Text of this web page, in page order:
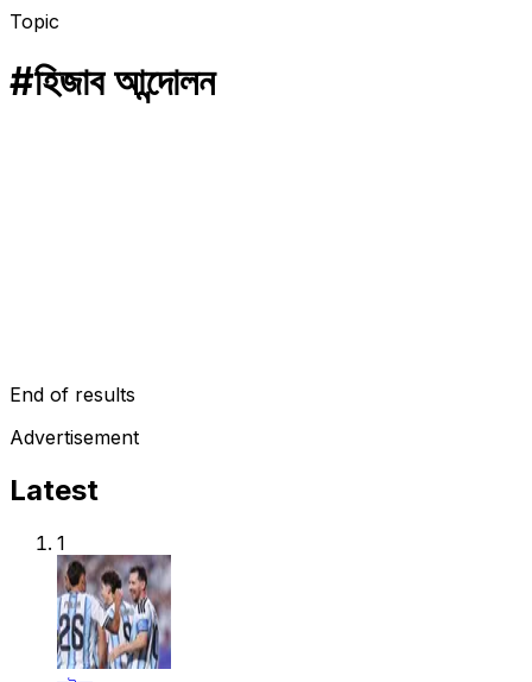
Topic
#হিজাব আন্দোলন
End of results
Advertisement
Latest
1